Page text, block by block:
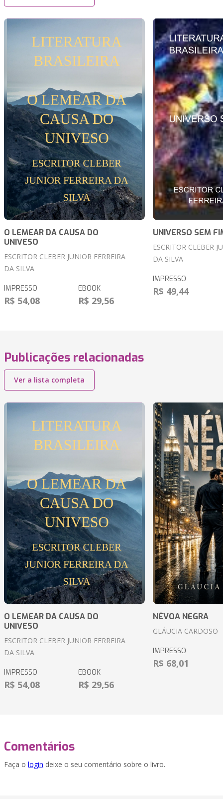
O LEMEAR DA CAUSA DO
UNIVESO
ESCRITOR CLEBER JUNIOR FERREIRA
DA SILVA
IMPRESSO
R$ 54,08
EBOOK
R$ 29,56
UNIVERSO SEM
ESCRITOR CLEBER
DA SILVA
IMPRESSO
R$ 49,44
Publicações relacionadas
Ver a lista completa
O LEMEAR DA CAUSA DO
UNIVESO
ESCRITOR CLEBER JUNIOR FERREIRA
DA SILVA
IMPRESSO
R$ 54,08
EBOOK
R$ 29,56
NÉVOA NEGRA
GLÁUCIA CARDOSO
IMPRESSO
R$ 68,01
Comentários
Faça o login deixe o seu comentário sobre o livro.